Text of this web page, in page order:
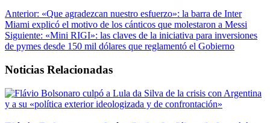
Anterior: «Que agradezcan nuestro esfuerzo»: la barra de Inter
Miami explicó el motivo de los cánticos que molestaron a Messi
Siguiente: «Mini RIGI»: las claves de la iniciativa para inversiones
de pymes desde 150 mil dólares que reglamentó el Gobierno
Noticias Relacionadas